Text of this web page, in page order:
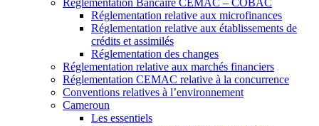
Réglementation relative aux microfinances
Réglementation relative aux établissements de
crédits et assimilés
Réglementation des changes
Réglementation relative aux marchés financiers
Réglementation CEMAC relative à la concurrence
Conventions relatives à l’environnement
Cameroun
Les essentiels